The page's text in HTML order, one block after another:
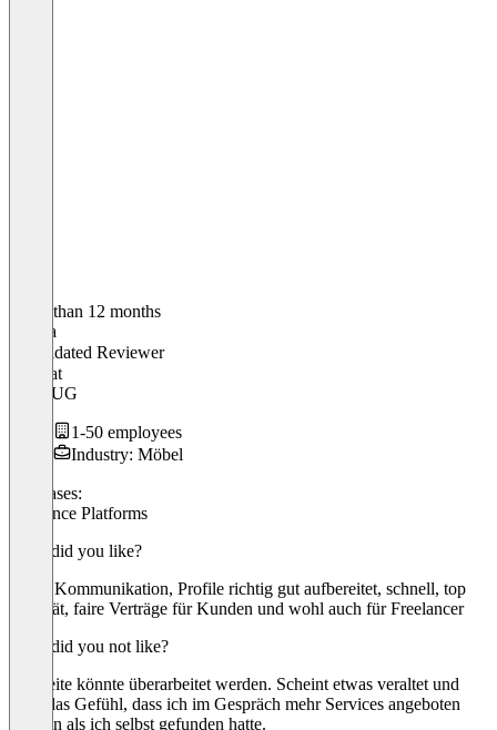
Older than 12 months
Justina
Validated Reviewer
at
Huus UG
1-50 employees
Industry: Möbel
Use cases:
Freelance Platforms
What did you like?
Super Kommunikation, Profile richtig gut aufbereitet, schnell, top
Qualität, faire Verträge für Kunden und wohl auch für Freelancer
What did you not like?
Webseite könnte überarbeitet werden. Scheint etwas veraltet und
hatte das Gefühl, dass ich im Gespräch mehr Services angeboten
wurden als ich selbst gefunden hatte.